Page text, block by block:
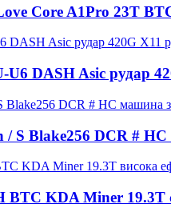
Core A1Pro 23T
U6 DASH Asic рудар
/ S Blake256 DCR #
BTC KDA Miner 19.3T